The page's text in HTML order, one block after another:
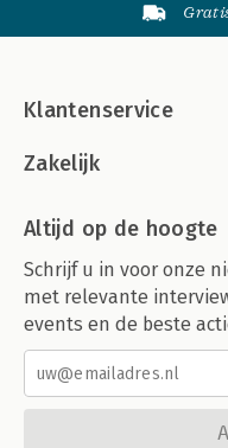
Klantenservice
Zakelijk
Altijd op de hoogte
Schrijf u in voor onze
met relevante
events en de beste